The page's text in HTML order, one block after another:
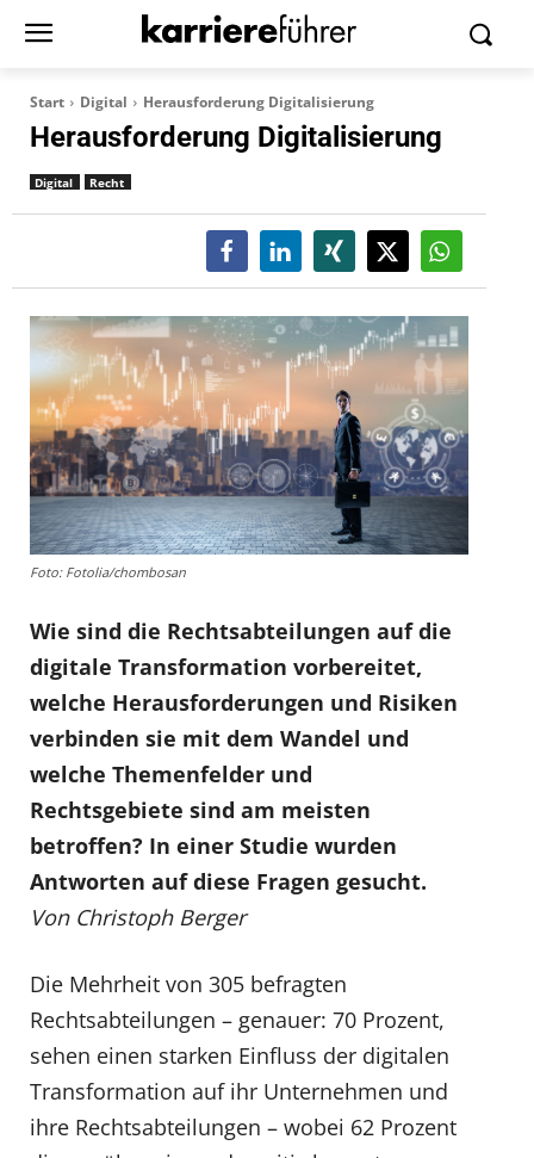
Start Digital Herausforderung Digitalisierung
Herausforderung Digitalisierung
Digital Recht
Foto: Fotolia/chombosan
Wie sind die Rechtsabteilungen auf die
digitale Transformation vorbereitet,
welche Herausforderungen und Risiken
verbinden sie mit dem Wandel und
welche Themenfelder und
Rechtsgebiete sind am meisten
betroffen? In einer Studie wurden
Antworten auf diese Fragen gesucht.
Von Christoph Berger
Die Mehrheit von 305 befragten
Rechtsabteilungen – genauer: 70 Prozent,
sehen einen starken Einfluss der digitalen
Transformation auf ihr Unternehmen und
ihre Rechtsabteilungen – wobei 62 Prozent